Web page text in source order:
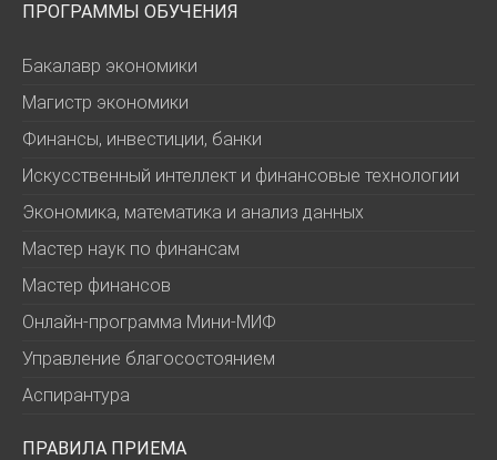
ПРОГРАММЫ ОБУЧЕНИЯ
Бакалавр экономики
Магистр экономики
Финансы, инвестиции, банки
Искусственный интеллект и финансовые технологии
Экономика, математика и анализ данных
Мастер наук по финансам
Мастер финансов
Онлайн-программа Мини-МИФ
Управление благосостоянием
Аспирантура
ПРАВИЛА ПРИЕМА